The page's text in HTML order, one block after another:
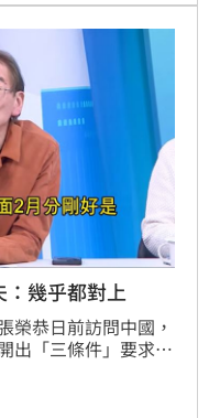
怕，因為這樣開放出
幾乎都對上
榮恭日前訪問中國，
出「三條件」要求國
導不實。然而，資